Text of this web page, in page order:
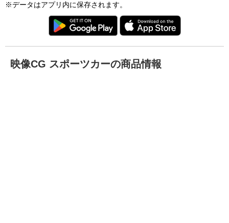
※データはアプリ内に保存されます。
映像CG スポーツカーの商品情報